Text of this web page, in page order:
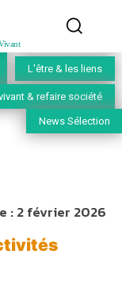
L'être & les liens
& refaire société
News Sélection
:2 février 2026